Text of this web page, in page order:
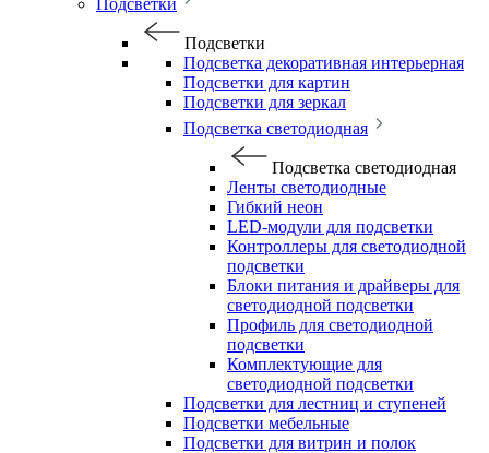
Подсветки
Подсветки
Подсветка декоративная интерьерная
Подсветки для картин
Подсветки для зеркал
Подсветка светодиодная
Подсветка светодиодная
Ленты светодиодные
Гибкий неон
LED-модули для подсветки
Контроллеры для светодиодной
подсветки
Блоки питания и драйверы для
светодиодной подсветки
Профиль для светодиодной
подсветки
Комплектующие для
светодиодной подсветки
Подсветки для лестниц и ступеней
Подсветки мебельные
Подсветки для витрин и полок